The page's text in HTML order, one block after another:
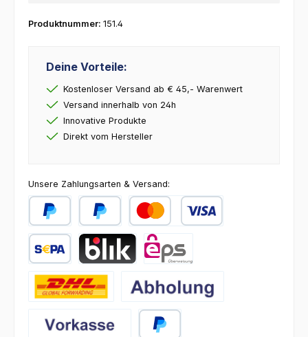
Produktnummer: 151.4
Deine Vorteile:
Kostenloser Versand ab € 45,- Warenwert
Versand innerhalb von 24h
Innovative Produkte
Direkt vom Hersteller
Unsere Zahlungsarten & Versand:
PayPal Später BezahlenKredit- oder Debitkarte
Abholung